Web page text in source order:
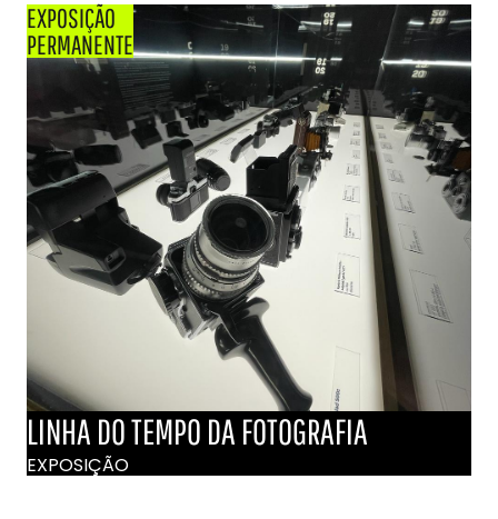
EXPOSIÇÃO
PERMANENTE
LINHA DO TEMPO DA FOTOGRAFIA
EXPOSIÇÃO